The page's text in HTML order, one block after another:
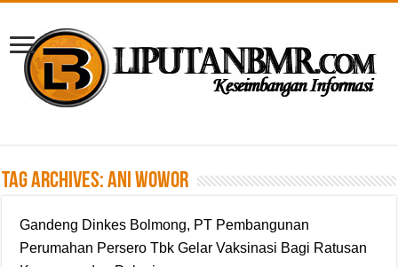
Tag Archives:Ani Wowor
Gandeng Dinkes Bolmong, PT Pembangunan
Perumahan Persero Tbk Gelar Vaksinasi Bagi Ratusan